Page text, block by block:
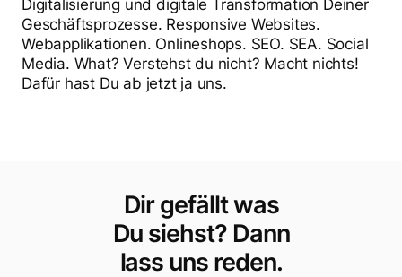
Digitalisierung und digitale Transformation Deiner
Geschäftsprozesse. Responsive Websites.
Webapplikationen. Onlineshops. SEO. SEA. Social
Media. What? Verstehst du nicht? Macht nichts!
Dafür hast Du ab jetzt ja uns.
Dir gefällt was
Du siehst? Dann
lass uns reden.